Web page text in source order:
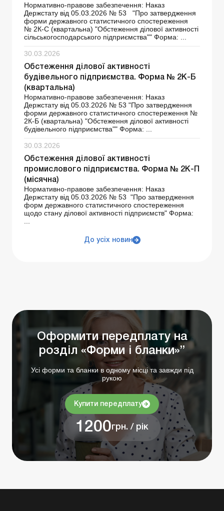
Нормативно-правове забезпечення: Наказ
Держстату від 05.03.2026 № 53 "Про затвердження
форми державного статистичного спостереження
№ 2К-С (квартальна) "Обстеження ділової активності
сільськогосподарського підприємства"" Форма: ...
30.03.2026
Обстеження ділової активності
будівельного підприємства. Форма № 2К-Б
(квартальна)
Нормативно-правове забезпечення: Наказ
Держстату від 05.03.2026 № 53 "Про затвердження
форми державного статистичного спостереження №
2К-Б (квартальна) "Обстеження ділової активності
будівельного підприємства"" Форма: ...
30.03.2026
Обстеження ділової активності
промислового підприємства. Форма № 2К-П
(місячна)
Нормативно-правове забезпечення: Наказ
Держстату від 05.03.2026 № 53 "Про затвердження
форм державного статистичного спостереження
щодо стану ділової активності підприємств" Форма:
До усіх новин
Оформити передплату на
розділ «Форми і бланки»”
Усі форми та бланки в одному місці та завжди під
рукою
Купити передплату
1200грн. / рік